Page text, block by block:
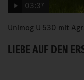
03:37
Unimog U 530 mit
LIEBE AUF DEN